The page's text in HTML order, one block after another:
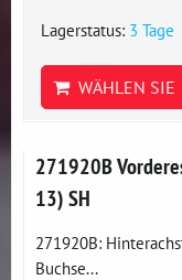
Lagerstatus: 3 Tage
WÄHLEN SIE
271920B
13) SH
271920B:
Buchse...